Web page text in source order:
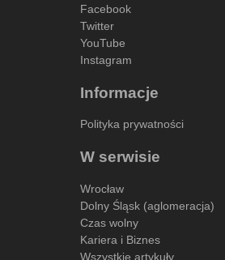
Facebook
Twitter
YouTube
Instagram
Informacje
Polityka prywatności
W serwisie
Wrocław
Dolny Śląsk (aglomeracja)
Czas wolny
Kariera i Biznes
Wszystkie artykuły